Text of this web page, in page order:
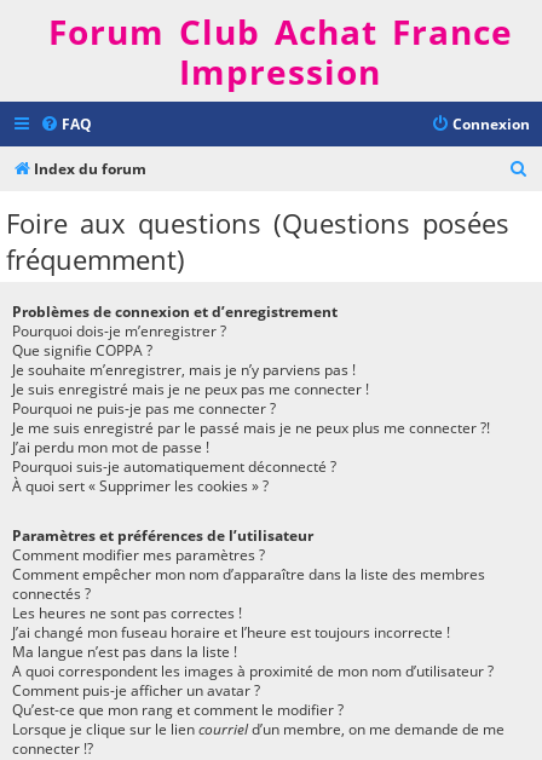
Forum Club Achat France
Impression
FAQ Connexion
Index du forum
Foire aux questions (Questions posées
fréquemment)
Problèmes de connexion et d’enregistrement
Pourquoi dois-je m’enregistrer ?
Que signifie COPPA ?
Je souhaite m’enregistrer, mais je n’y parviens pas !
Je suis enregistré mais je ne peux pas me connecter !
Pourquoi ne puis-je pas me connecter ?
Je me suis enregistré par le passé mais je ne peux plus me connecter ?!
J’ai perdu mon mot de passe !
Pourquoi suis-je automatiquement déconnecté ?
À quoi sert « Supprimer les cookies » ?
Paramètres et préférences de l’utilisateur
Comment modifier mes paramètres ?
Comment empêcher mon nom d’apparaître dans la liste des membres
connectés ?
Les heures ne sont pas correctes !
J’ai changé mon fuseau horaire et l’heure est toujours incorrecte !
Ma langue n’est pas dans la liste !
A quoi correspondent les images à proximité de mon nom d’utilisateur ?
Comment puis-je afficher un avatar ?
Qu’est-ce que mon rang et comment le modifier ?
Lorsque je clique sur le liencourrield’un membre, on me demande de me
connecter !?